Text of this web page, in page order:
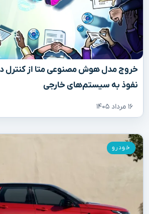
خروج مدل هوش مصنوعی متا از کنترل
نفوذ به سیستم‌های خارجی
۱۶ مرداد ۱۴۰۵
خودرو